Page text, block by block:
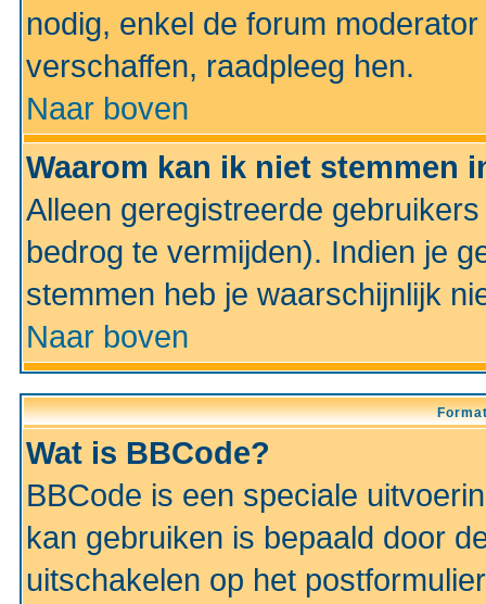
nodig, enkel de forum
verschaffen, raadpleeg hen.
Naar boven
Waarom kan ik niet stemmen
Alleen geregistreerde
bedrog te vermijden). Indien je
stemmen heb je waarschijnlijk
Naar boven
Wat is BBCode?
BBCode is een speciale
kan gebruiken is bepaald door
uitschakelen op het